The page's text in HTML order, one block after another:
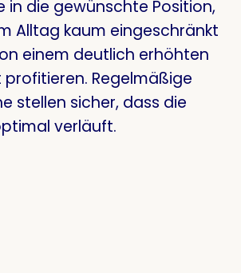
in die gewünschte Position,
Alltag kaum eingeschränkt
einem deutlich erhöhten
profitieren. Regelmäßige
stellen sicher, dass die
verläuft.